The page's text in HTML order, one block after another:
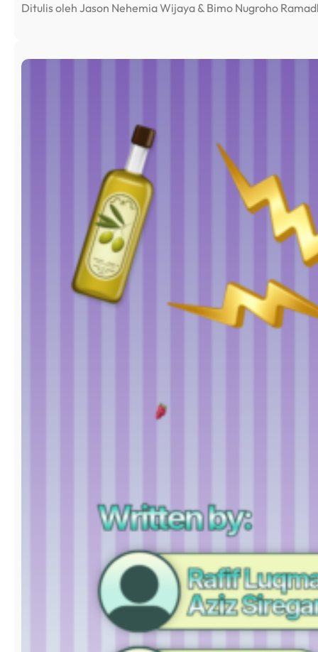
Ditulis oleh Jason Nehemia Wijaya & Bimo Nugroho